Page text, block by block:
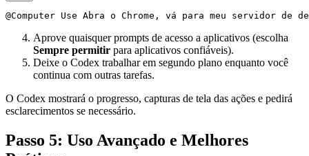
Aprove quaisquer prompts de acesso a aplicativos (escolha
Sempre permitir para aplicativos confiáveis).
Deixe o Codex trabalhar em segundo plano enquanto você
continua com outras tarefas.
O Codex mostrará o progresso, capturas de tela das ações e pedirá
esclarecimentos se necessário.
Passo 5: Uso Avançado e Melhores